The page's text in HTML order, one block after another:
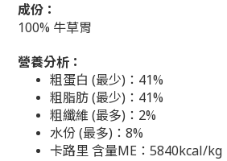
成份：
100% 牛草胃
營養分析：
粗蛋白 (最少)：41%
粗脂肪 (最少)：41%
粗纖維 (最多)：2%
水份 (最多)：8%
卡路里 含量ME：5840kcal/kg